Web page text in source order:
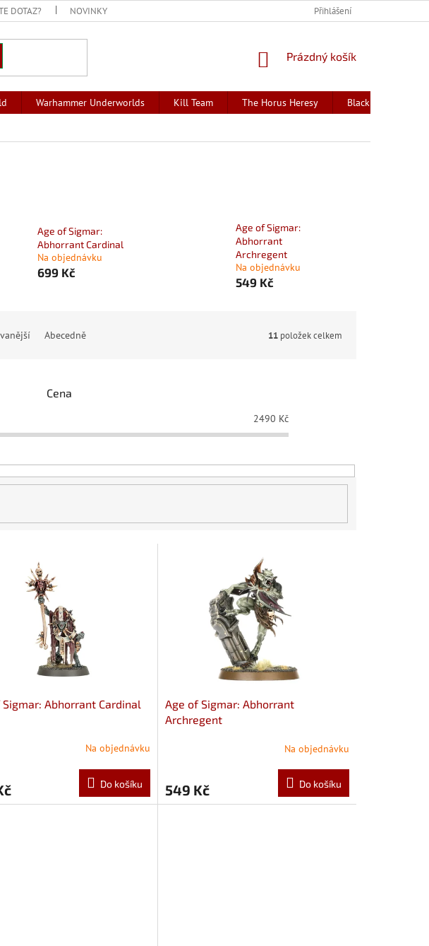
DOTAZ? NOVINKY Přihlášení
NÁKUPNÍ
Prázdný košík
Warhammer Underworlds Kill Team The Horus Heresy
Black Library -
Age of Sigmar:
Abhorrant Cardinal
Na objednávku
699 Kč
Age of Sigmar:
Abhorrant
Archregent
Na objednávku
549 Kč
Abecedně 11 položek celkem
Cena
2490 Kč
Sigmar: Abhorrant Cardinal
Na objednávku
Do košíku
Age of Sigmar: Abhorrant
Archregent
Na objednávku
549 Kč Do košíku